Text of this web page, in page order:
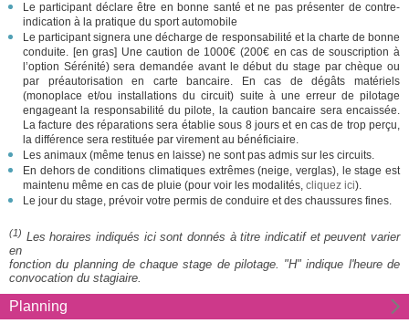
Le participant déclare être en bonne santé et ne pas présenter de contre-
indication à la pratique du sport automobile
Le participant signera une décharge de responsabilité et la charte de bonne
conduite. [en gras] Une caution de 1000€ (200€ en cas de souscription à
l’option Sérénité) sera demandée avant le début du stage par chèque ou
par préautorisation en carte bancaire. En cas de dégâts matériels
(monoplace et/ou installations du circuit) suite à une erreur de pilotage
engageant la responsabilité du pilote, la caution bancaire sera encaissée.
La facture des réparations sera établie sous 8 jours et en cas de trop perçu,
la différence sera restituée par virement au bénéficiaire.
Les animaux (même tenus en laisse) ne sont pas admis sur les circuits.
En dehors de conditions climatiques extrêmes (neige, verglas), le stage est
maintenu même en cas de pluie (pour voir les modalités, cliquez ici).
Le jour du stage, prévoir votre permis de conduire et des chaussures fines.
(1) Les horaires indiqués ici sont donnés à titre indicatif et peuvent varier
en
fonction du planning de chaque stage de pilotage. "H" indique l'heure de
convocation du stagiaire.
Planning